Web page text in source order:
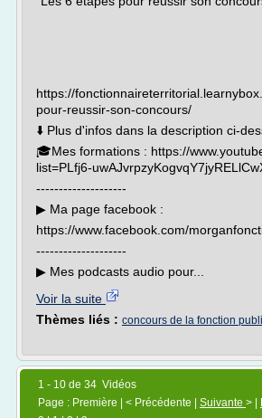
https://
pour-reussir-son-concours/
⬇️ Plus d'infos dans la description ci-
🎓Mes formations : https://
list=PLfj6-
--------------------
▶︎ Ma page facebook :
https://www.facebook.com/
--------------------
▶︎ Mes podcasts audio pour...
Voir la suite
Thèmes liés : concours de la fonction
1 - 10 de 34 Vidéos
Page : Première | < Précédente | Suivante > |